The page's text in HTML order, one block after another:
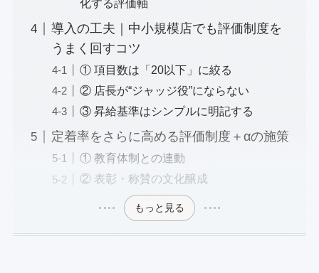
化する評価軸
導入の工夫｜中小規模店でも評価制度を
うまく回すコツ
① 項目数は「20以下」に絞る
② 店長が“ジャッジ役”にならない
③ 昇給基準はシンプルに明記する
定着率をさらに高める評価制度＋αの施策
① 教育体制との連動
② 表彰・称賛の文化醸成
もっと見る